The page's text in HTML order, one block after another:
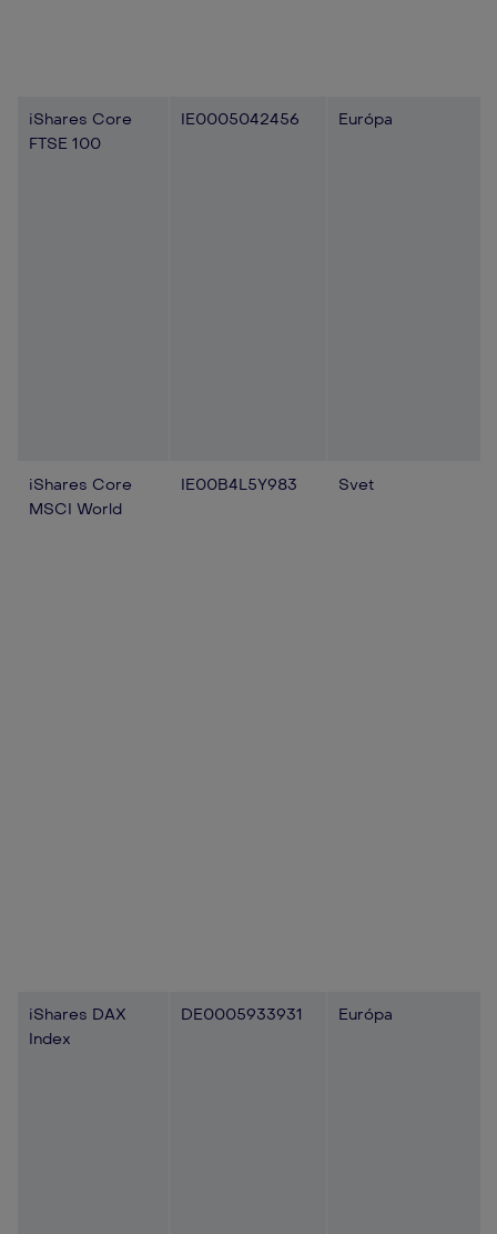
iShares Core
FTSE 100
IE0005042456 Európa
iShares Core
MSCI World
IE00B4L5Y983 Svet
iShares DAX
Index
DE0005933931 Európa